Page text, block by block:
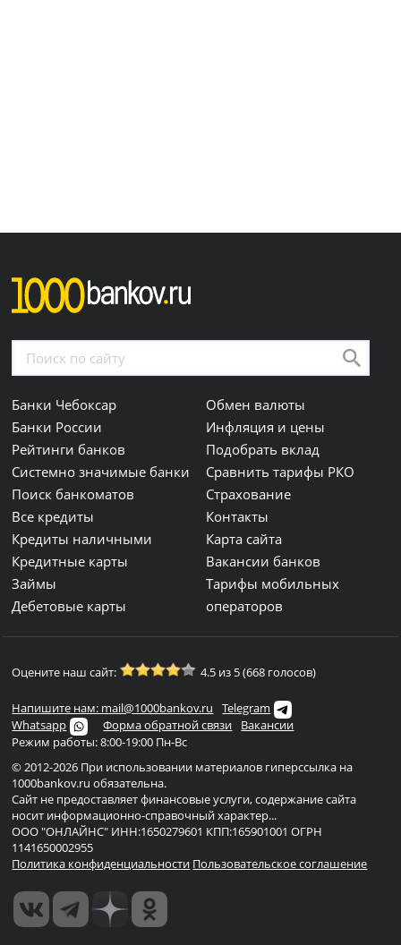
Банки Чебоксар
Банки России
Рейтинги банков
Системно значимые банки
Поиск банкоматов
Все кредиты
Кредиты наличными
Кредитные карты
Займы
Дебетовые карты
Обмен валюты
Инфляция и цены
Подобрать вклад
Сравнить тарифы РКО
Страхование
Контакты
Карта сайта
Вакансии банков
Тарифы мобильных
операторов
Оцените наш сайт: 4.5 из 5 (668 голосов)
Напишите нам: mail@1000bankov.ru
Telegram
Whatsapp
Форма обратной связи
Вакансии
Режим работы: 8:00-19:00 Пн-Вс
© 2012-2026 При использовании материалов гиперссылка на
1000bankov.ru обязательна.
Сайт не предоставляет финансовые услуги, содержание сайта
носит информационно-справочный характер...
ООО "ОНЛАЙНС" ИНН:1650279601 КПП:165901001 ОГРН
1141650002955
Политика конфиденциальности Пользовательское соглашение